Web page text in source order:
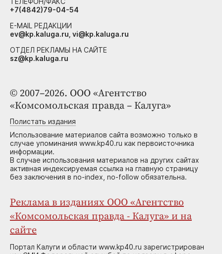
© 2007–2026. ООО «Агентство
«Комсомольская правда – Калуга»
Полистать издания
Использование материалов сайта возможно только в
случае упоминания www.kp40.ru как первоисточника
информации.
В случае использования материалов на других сайтах
активная индексируемая ссылка на главную страницу
без заключения в no-index, no-follow обязательна.
Реклама в изданиях ООО «Агентство
«Комсомольская правда - Калуга» и на
сайте
Портал Калуги и области www.kp40.ru зарегистрирован
+7(4842)79-04-54
E-MAIL РЕДАКЦИИ
ev@kp.kaluga.ru, vi@kp.kaluga.ru
ОТДЕЛ РЕКЛАМЫ НА САЙТЕ
sz@kp.kaluga.ru